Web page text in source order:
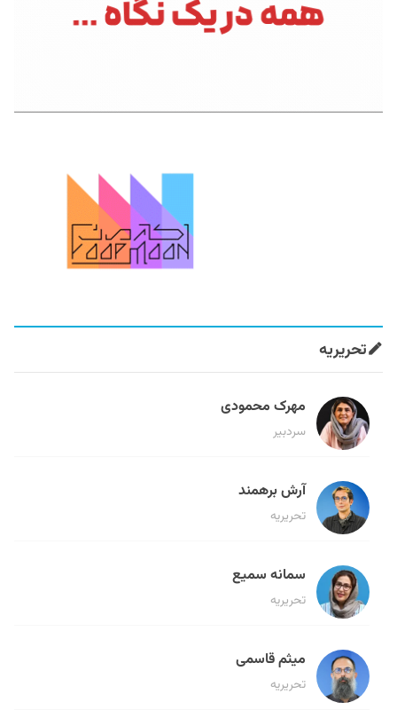
تحریریه
مهرک محمودی
سردبیر
آرش برهمند
تحریریه
سمانه سمیع
تحریریه
میثم قاسمی
تحریریه